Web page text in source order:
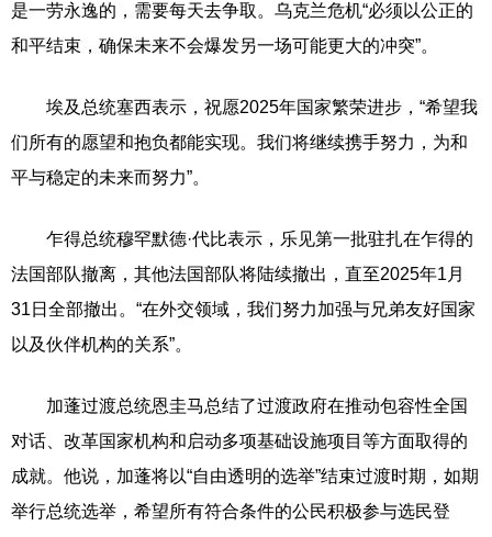
是一劳永逸的，需要每天去争取。乌克兰危机“必须以公正的
和平结束，确保未来不会爆发另一场可能更大的冲突”。
埃及总统塞西表示，祝愿2025年国家繁荣进步，“希望我
们所有的愿望和抱负都能实现。我们将继续携手努力，为和
平与稳定的未来而努力”。
乍得总统穆罕默德·代比表示，乐见第一批驻扎在乍得的
法国部队撤离，其他法国部队将陆续撤出，直至2025年1月
31日全部撤出。“在外交领域，我们努力加强与兄弟友好国家
以及伙伴机构的关系”。
加蓬过渡总统恩圭马总结了过渡政府在推动包容性全国
对话、改革国家机构和启动多项基础设施项目等方面取得的
成就。他说，加蓬将以“自由透明的选举”结束过渡时期，如期
举行总统选举，希望所有符合条件的公民积极参与选民登